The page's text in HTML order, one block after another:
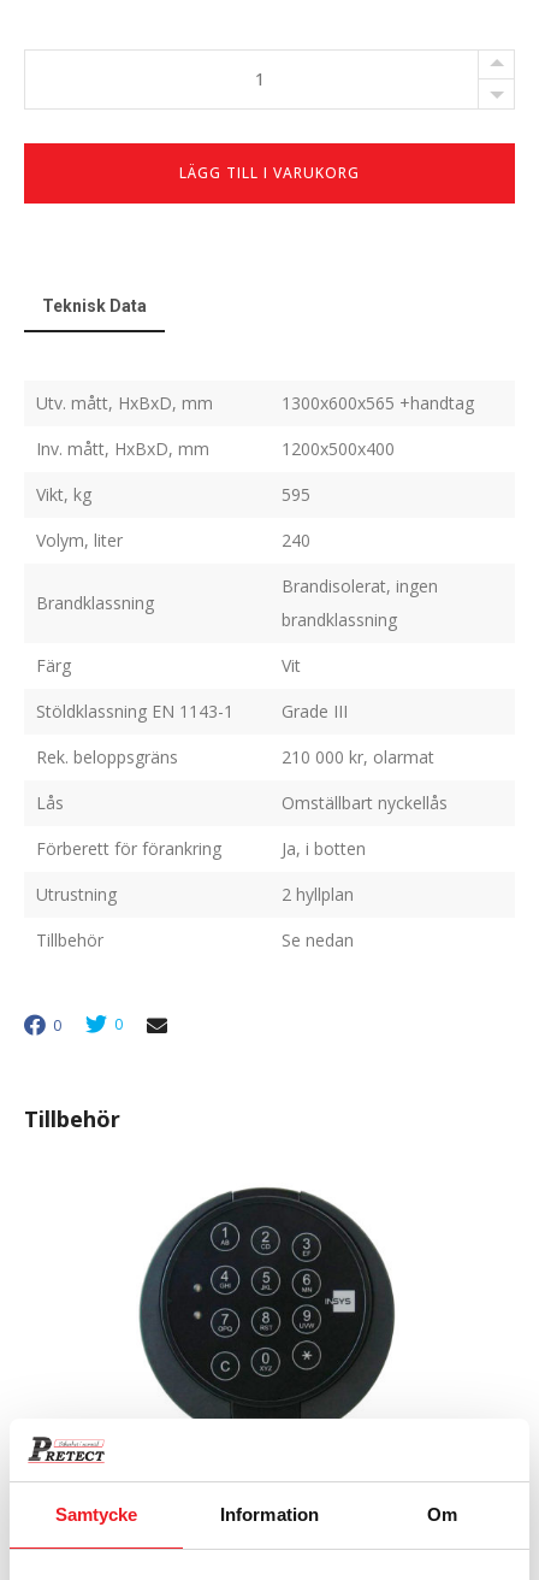
Samtycke Information Om
III
antal
LÄGG TILL I VARUKORG
Teknisk Data
Utv. mått, HxBxD, mm
1300x600x565 +handtag
Inv. mått, HxBxD, mm
1200x500x400
Vikt, kg
595
Volym, liter
240
Brandklassning
Brandisolerat, ingen
brandklassning
Färg
Vit
Stöldklassning EN 1143-1
Grade III
Rek. beloppsgräns
210 000 kr, olarmat
Lås
Omställbart nyckellås
Förberett för förankring
Ja, i botten
Utrustning
2 hyllplan
Tillbehör
Se nedan
0 0
Tillbehör
Insys Simplex 1+1 kod
2 350kr